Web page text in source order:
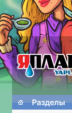
Разделы